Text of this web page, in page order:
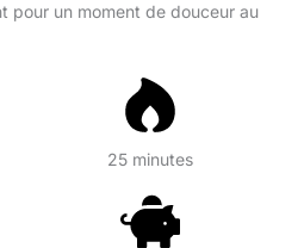
pour un moment de douceur au
25 minutes